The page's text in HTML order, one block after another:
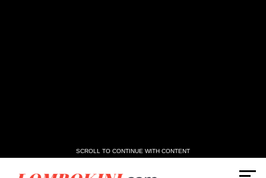
SCROLL TO CONTINUE WITH CONTENT